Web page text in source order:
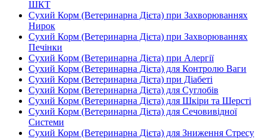
ШКТ
Сухий Корм (Ветеринарна Дієта) при Захворюваннях
Нирок
Сухий Корм (Ветеринарна Дієта) при Захворюваннях
Печінки
Сухий Корм (Ветеринарна Дієта) при Алергії
Сухий Корм (Ветеринарна Дієта) для Контролю Ваги
Сухий Корм (Ветеринарна Дієта) при Діабеті
Сухий Корм (Ветеринарна Дієта) для Суглобів
Сухий Корм (Ветеринарна Дієта) для Шкіри та Шерсті
Сухий Корм (Ветеринарна Дієта) для Сечовивідної
Системи
Сухий Корм (Ветеринарна Дієта) для Зниження Стресу